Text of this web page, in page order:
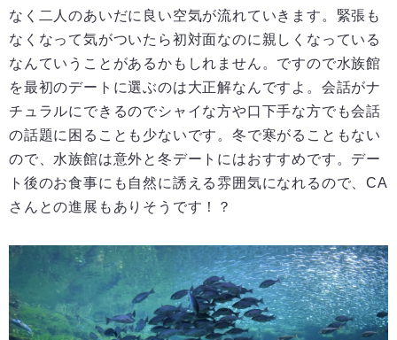
なく二人のあいだに良い空気が流れていきます。緊張も
なくなって気がついたら初対面なのに親しくなっている
なんていうことがあるかもしれません。ですので水族館
を最初のデートに選ぶのは大正解なんですよ。会話がナ
チュラルにできるのでシャイな方や口下手な方でも会話
の話題に困ることも少ないです。冬で寒がることもない
ので、水族館は意外と冬デートにはおすすめです。デー
ト後のお食事にも自然に誘える雰囲気になれるので、CA
さんとの進展もありそうです！？